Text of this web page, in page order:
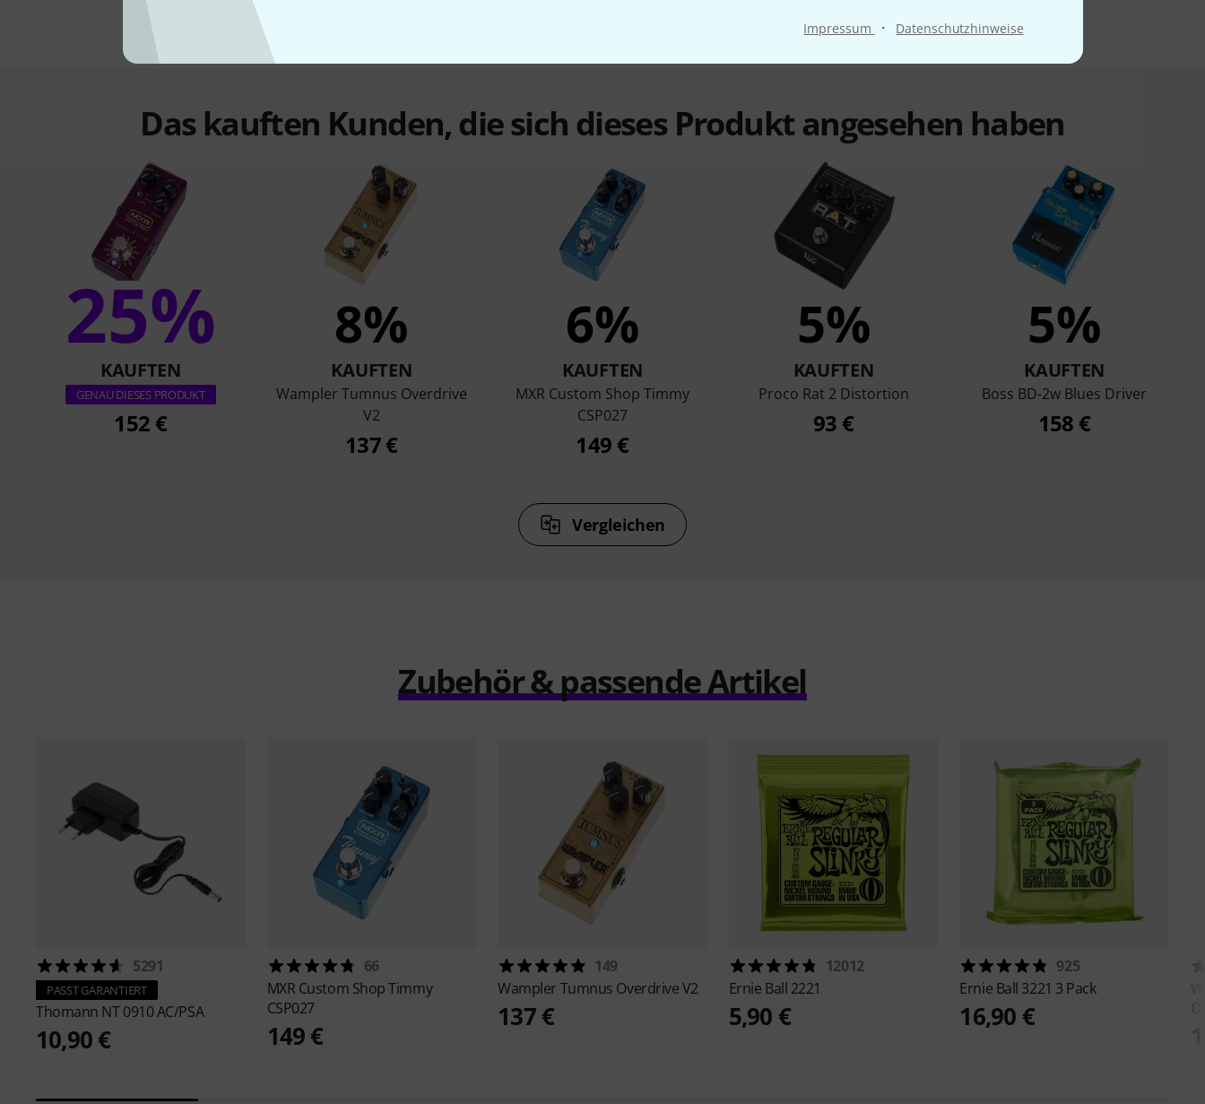
Impressum · Datenschutzhinweise
Das kauften Kunden, die sich dieses Produkt angesehen haben
25%
KAUFTEN
GENAU DIESES PRODUKT
152 €
8%
KAUFTEN
Wampler Tumnus Overdrive
V2
137 €
6%
KAUFTEN
MXR Custom Shop Timmy
CSP027
149 €
5%
KAUFTEN
Proco Rat 2 Distortion
93 €
5%
KAUFTEN
Boss BD-2w Blues Driver
158 €
Vergleichen
Zubehör & passende Artikel
5291
PASST GARANTIERT
Thomann NT 0910 AC/PSA
10,90 €
66
MXR Custom Shop Timmy
CSP027
149 €
149
Wampler Tumnus Overdrive V2
137 €
12012
Ernie Ball 2221
5,90 €
925
Ernie Ball 3221 3 Pack
16,90 €